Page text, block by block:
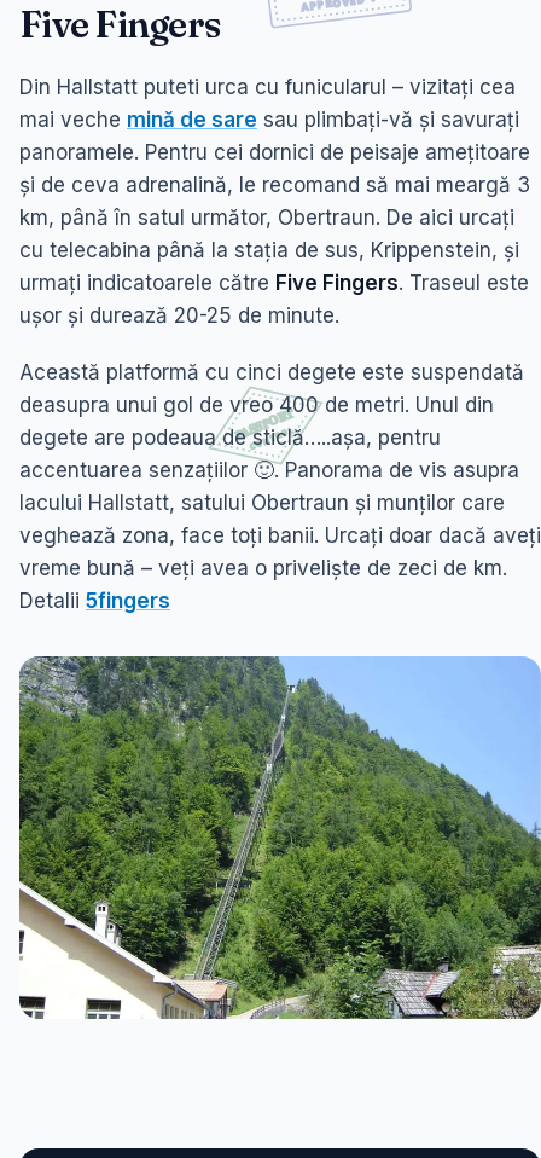
Five Fingers
Din Hallstatt puteti urca cu funicularul – vizitați cea
mai veche mină de sare sau plimbați-vă și savurați
panoramele. Pentru cei dornici de peisaje amețitoare
și de ceva adrenalină, le recomand să mai meargă 3
km, până în satul următor, Obertraun. De aici urcați
cu telecabina până la stația de sus, Krippenstein, și
urmați indicatoarele către Five Fingers. Traseul este
ușor și durează 20-25 de minute.
Această platformă cu cinci degete este suspendată
deasupra unui gol de vreo 400 de metri. Unul din
degete are podeaua de sticlă…..așa, pentru
accentuarea senzațiilor 🙂. Panorama de vis asupra
lacului Hallstatt, satului Obertraun și munților care
veghează zona, face toți banii. Urcați doar dacă aveți
vreme bună – veți avea o priveliște de zeci de km.
Detalii 5fingers